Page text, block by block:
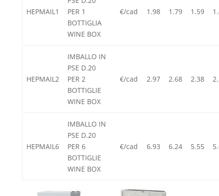
HEPMAIL1
PER 1
BOTTIGLIA
WINE BOX
€/cad 1.98 1.79 1.59
HEPMAIL2
IMBALLO IN
PSE D.20
PER 2
BOTTIGLIE
WINE BOX
€/cad 2.97 2.68 2.38
HEPMAIL6
IMBALLO IN
PSE D.20
PER 6
BOTTIGLIE
WINE BOX
€/cad 6.93 6.24 5.55